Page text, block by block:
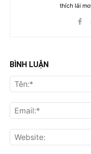
thích lái
BÌNH LUẬN